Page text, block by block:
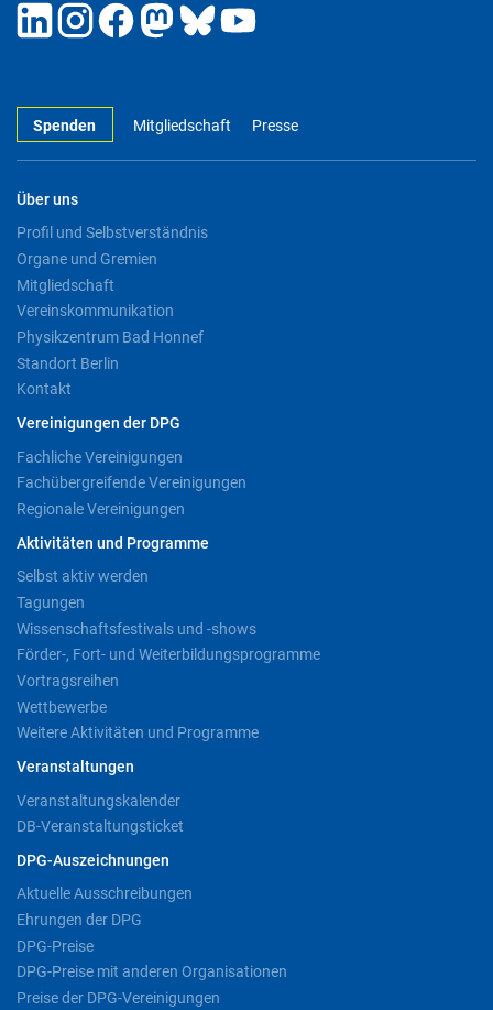
Spenden Mitgliedschaft Presse
Über uns
Profil und Selbstverständnis
Organe und Gremien
Mitgliedschaft
Vereinskommunikation
Physikzentrum Bad Honnef
Standort Berlin
Kontakt
Vereinigungen der DPG
Fachliche Vereinigungen
Fachübergreifende Vereinigungen
Regionale Vereinigungen
Aktivitäten und Programme
Selbst aktiv werden
Tagungen
Wissenschaftsfestivals und -shows
Förder-, Fort- und Weiterbildungsprogramme
Vortragsreihen
Wettbewerbe
Weitere Aktivitäten und Programme
Veranstaltungen
Veranstaltungskalender
DB-Veranstaltungsticket
DPG-Auszeichnungen
Aktuelle Ausschreibungen
Ehrungen der DPG
DPG-Preise
DPG-Preise mit anderen Organisationen
Preise der DPG-Vereinigungen